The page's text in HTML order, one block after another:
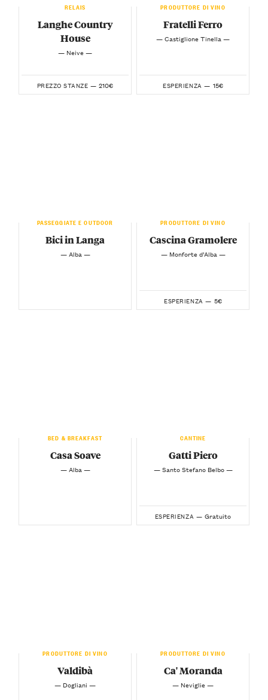
RELAIS
Langhe Country
House
— Neive —
PREZZO STANZE — 210€
PRODUTTORE DI VINO
Fratelli Ferro
— Castiglione Tinella —
ESPERIENZA — 15€
PASSEGGIATE E OUTDOOR
Bici in Langa
— Alba —
PRODUTTORE DI VINO
Cascina Gramolere
— Monforte d’Alba —
ESPERIENZA — 5€
BED & BREAKFAST
Casa Soave
— Alba —
CANTINE
Gatti Piero
— Santo Stefano Belbo —
ESPERIENZA — Gratuito
PRODUTTORE DI VINO
Valdibà
— Dogliani —
PRODUTTORE DI VINO
Ca' Moranda
— Neviglie —